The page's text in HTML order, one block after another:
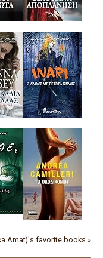
Amat)'s favorite books »